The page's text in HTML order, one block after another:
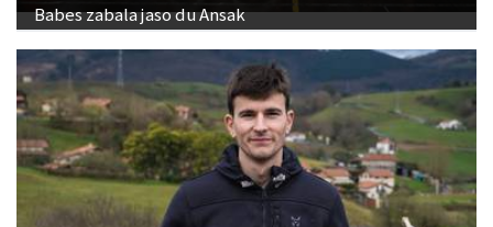
Babes zabala jaso du Ansak